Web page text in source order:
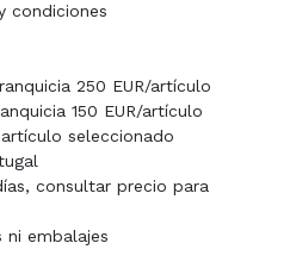
condiciones
250 EUR/artículo
150 EUR/artículo
seleccionado
consultar precio para
ni embalajes